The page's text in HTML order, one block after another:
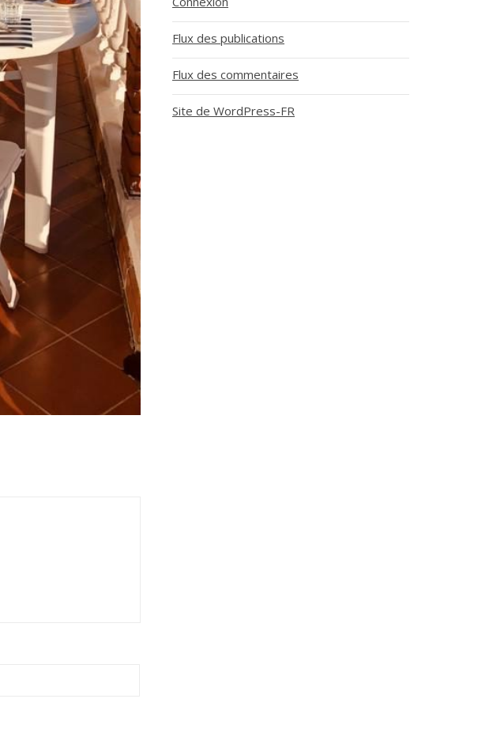
Flux des publications
Flux des commentaires
Site de WordPress-FR